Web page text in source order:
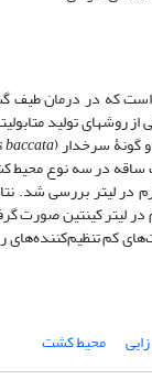
که در درمان طیف
از روش­های تولید
گونۀ سرخدار (baccata
محیط کشت